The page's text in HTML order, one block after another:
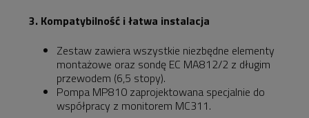
3. Kompatybilność i łatwa instalacja
Zestaw zawiera wszystkie niezbędne elementy
montażowe oraz sondę EC MA812/2 z długim
przewodem (6,5 stopy).
Pompa MP810 zaprojektowana specjalnie do
współpracy z monitorem MC311.